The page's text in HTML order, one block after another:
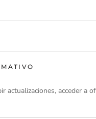
actualizaciones, acceder a